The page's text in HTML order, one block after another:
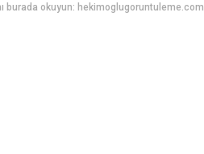
burada okuyun: hekimoglugoruntuleme.com